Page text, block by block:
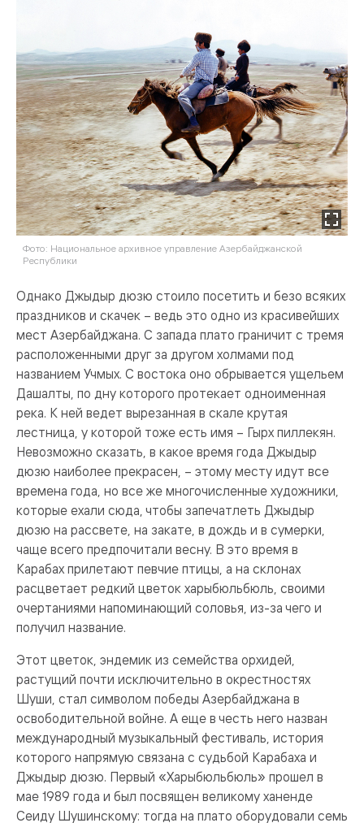
Фото: Национальное архивное управление Азербайджанской
Республики
Однако Джыдыр дюзю стоило посетить и безо всяких
праздников и скачек – ведь это одно из красивейших
мест Азербайджана. С запада плато граничит с тремя
расположенными друг за другом холмами под
названием Учмых. С востока оно обрывается ущельем
Дашалты, по дну которого протекает одноименная
река. К ней ведет вырезанная в скале крутая
лестница, у которой тоже есть имя – Гырх пиллекян.
Невозможно сказать, в какое время года Джыдыр
дюзю наиболее прекрасен, – этому месту идут все
времена года, но все же многочисленные художники,
которые ехали сюда, чтобы запечатлеть Джыдыр
дюзю на рассвете, на закате, в дождь и в сумерки,
чаще всего предпочитали весну. В это время в
Карабах прилетают певчие птицы, а на склонах
расцветает редкий цветок харыбюльбюль, своими
очертаниями напоминающий соловья, из-за чего и
получил название.
Этот цветок, эндемик из семейства орхидей,
растущий почти исключительно в окрестностях
Шуши, стал символом победы Азербайджана в
освободительной войне. А еще в честь него назван
международный музыкальный фестиваль, история
которого напрямую связана с судьбой Карабаха и
Джыдыр дюзю. Первый «Харыбюльбюль» прошел в
мае 1989 года и был посвящен великому ханенде
Сеиду Шушинскому: тогда на плато оборудовали семь